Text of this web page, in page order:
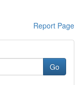
Report Page
Go